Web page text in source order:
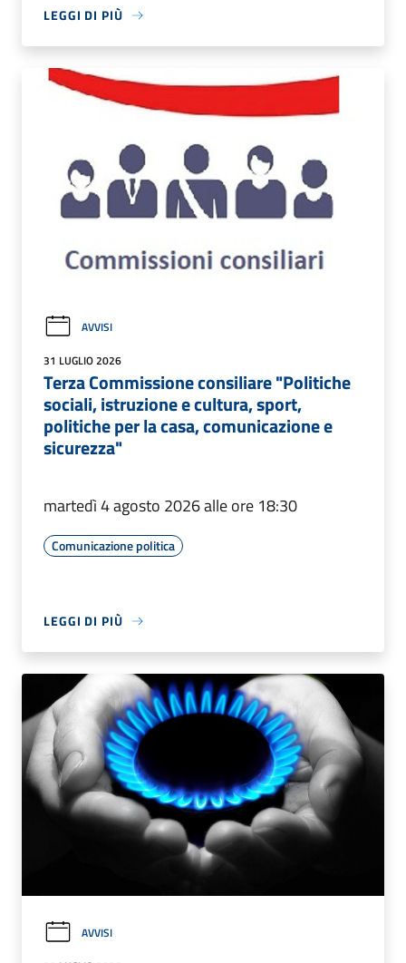
LEGGI DI PIÙ
AVVISI
31 LUGLIO 2026
Terza Commissione consiliare "Politiche
sociali, istruzione e cultura, sport,
politiche per la casa, comunicazione e
sicurezza"
martedì 4 agosto 2026 alle ore 18:30
Comunicazione politica
LEGGI DI PIÙ
AVVISI